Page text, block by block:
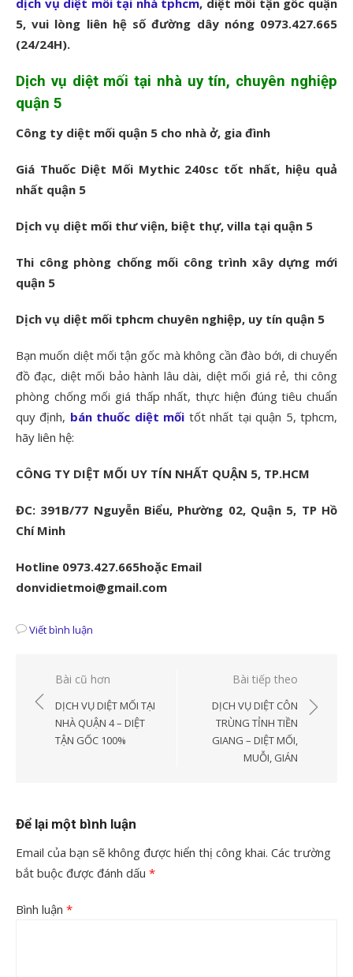
5, vui lòng liên hệ số đường dây nóng 0973.427.665
(24/24H).
Dịch vụ diệt mối tại nhà uy tín, chuyên nghiệp
quận 5
Công ty diệt mối quận 5 cho nhà ở, gia đình
Giá Thuốc Diệt Mối Mythic 240sc tốt nhất, hiệu quả
nhất quận 5
Dịch vụ diệt mối thư viện, biệt thự, villa tại quận 5
Thi công phòng chống mối công trình xây dựng mới
quận 5
Dịch vụ diệt mối tphcm chuyên nghiệp, uy tín quận 5
Bạn muốn diệt mối tận gốc mà không cần đào bới, di chuyển
đồ đạc, diệt mối bảo hành lâu dài, diệt mối giá rẻ, thi công
phòng chống mối giá thấp nhất, thực hiện đúng tiêu chuẩn
quy định, bán thuốc diệt mối tốt nhất tại quận 5, tphcm,
hãy liên hệ:
CÔNG TY DIỆT MỐI UY TÍN NHẤT QUẬN 5, TP.HCM
ĐC: 391B/77 Nguyễn Biểu, Phường 02, Quận 5, TP Hồ
Chí Minh
Hotline 0973.427.665hoặc Email
donvidietmoi@gmail.com
Viết bình luận
Điều
hướng
viết
Bài cũ hơn
DỊCH VỤ DIỆT MỐI TẠI
NHÀ QUẬN 4 – DIỆT
TẬN GỐC 100%
Bài tiếp theo
DỊCH VỤ DIỆT CÔN
TRÙNG TỈNH TIỀN
GIANG – DIỆT MỐI,
MUỖI, GIÁN
Để lại một bình luận
Email của bạn sẽ không được hiển thị công khai. Các trường
bắt buộc được đánh dấu *
Bình luận *